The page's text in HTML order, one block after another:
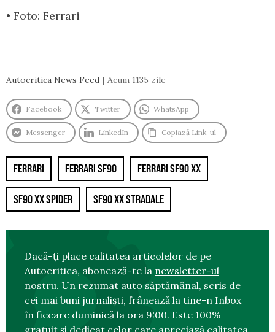
• Foto: Ferrari
Autocritica News Feed Acum 1135 zile
Facebook Twitter WhatsApp
Messenger LinkedIn Copiază Link-ul
FERRARI FERRARI SF90 FERRARI SF90 XX
SF90 XX SPIDER SF90 XX STRADALE
Dacă-ți place calitatea articolelor de pe
Autocritica, abonează-te la newsletter-ul
nostru. Un rezumat auto săptămânal, scris de
cei mai buni jurnaliști, frânează la tine-n Inbox
în fiecare duminică la ora 9:00. Este 100%